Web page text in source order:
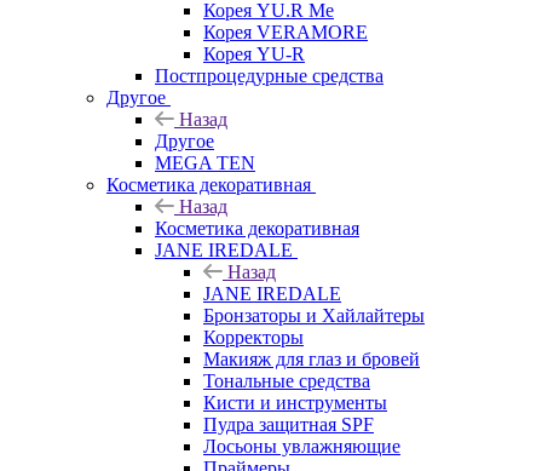
Корея YU.R Me
Корея VERAMORE
Корея YU-R
Постпроцедурные средства
Другое
Назад
Другое
MEGA TEN
Косметика декоративная
Назад
Косметика декоративная
JANE IREDALE
Назад
JANE IREDALE
Бронзаторы и Хайлайтеры
Корректоры
Макияж для глаз и бровей
Тональные средства
Кисти и инструменты
Пудра защитная SPF
Лосьоны увлажняющие